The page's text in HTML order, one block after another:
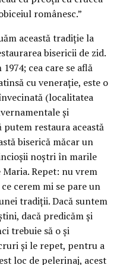
românesc.”
această tradiţie la
bisericii de zid.
cea care se află
cu veneraţie, este o
(localitatea
şi
restaura această
biserică măcar un
noştri în marile
Repet: nu vrem
cerem mi se pare un
tradiţii. Dacă suntem
dacă predicăm şi
trebuie să o şi
şi le repet, pentru a
loc de pelerinaj, acest